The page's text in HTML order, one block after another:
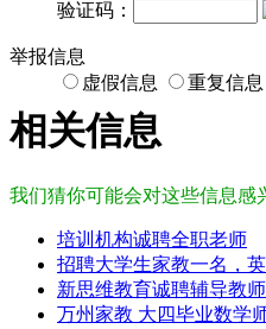
验证码：
举报信息
虚假信息
重复信息
相关信息
我们猜你可能会对这些信息感
培训机构诚聘全职老师
招聘大学生家教一名，
新思维教育诚聘辅导教师
万州家教 大四毕业数学